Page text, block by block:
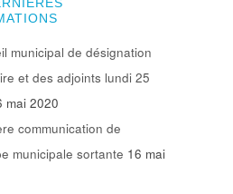
municipal de désignation
et des adjoints lundi 25
mai 2020
communication de
municipale sortante 16 mai